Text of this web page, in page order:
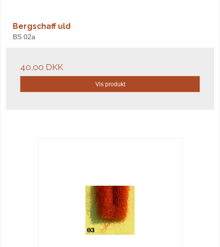
Bergschaff uld
BS 02a
40,00 DKK
Vis produkt